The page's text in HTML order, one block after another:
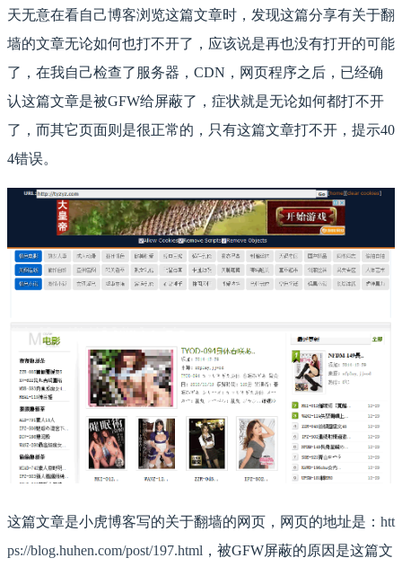
天无意在看自己博客浏览这篇文章时，发现这篇分享有关于翻
墙的文章无论如何也打不开了，应该说是再也没有打开的可能
了，在我自己检查了服务器，CDN，网页程序之后，已经确
认这篇文章是被GFW给屏蔽了，症状就是无论如何都打不开
了，而其它页面则是很正常的，只有这篇文章打不开，提示40
4错误。
这篇文章是小虎博客写的关于翻墙的网页，网页的地址是： htt
ps://blog.huhen.com/post/197.html ，被GFW屏蔽的原因是这篇文